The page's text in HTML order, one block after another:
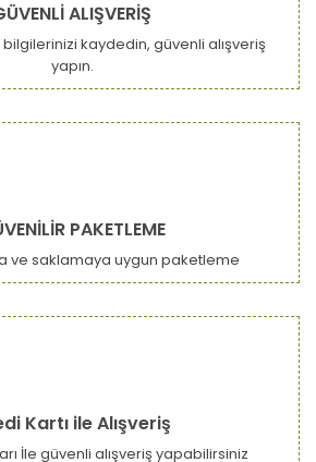
ALIŞVERİŞ
kaydedin, güvenli alışveriş
yapın.
PAKETLEME
ve saklamaya uygun paketleme
Kartı ile Alışveriş
İle güvenli alışveriş yapabilirsiniz